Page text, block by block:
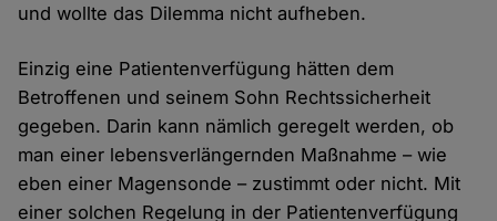
und wollte das Dilemma nicht aufheben.
Einzig eine Patientenverfügung hätten dem
Betroffenen und seinem Sohn Rechtssicherheit
gegeben. Darin kann nämlich geregelt werden, ob
man einer lebensverlängernden Maßnahme – wie
eben einer Magensonde – zustimmt oder nicht. Mit
einer solchen Regelung in der Patientenverfügung